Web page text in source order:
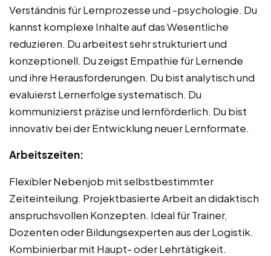
Verständnis für Lernprozesse und -psychologie. Du
kannst komplexe Inhalte auf das Wesentliche
reduzieren. Du arbeitest sehr strukturiert und
konzeptionell. Du zeigst Empathie für Lernende
und ihre Herausforderungen. Du bist analytisch und
evaluierst Lernerfolge systematisch. Du
kommunizierst präzise und lernförderlich. Du bist
innovativ bei der Entwicklung neuer Lernformate.
Arbeitszeiten:
Flexibler Nebenjob mit selbstbestimmter
Zeiteinteilung. Projektbasierte Arbeit an didaktisch
anspruchsvollen Konzepten. Ideal für Trainer,
Dozenten oder Bildungsexperten aus der Logistik.
Kombinierbar mit Haupt- oder Lehrtätigkeit.